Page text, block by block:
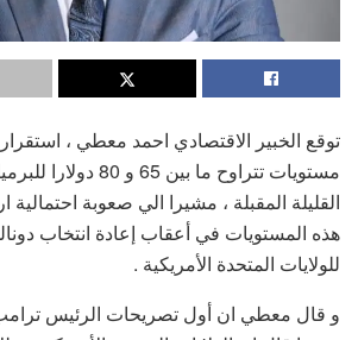
توقع الخبير الاقتصادي احمد معطي ،
مستويات تتراوح ما بين 65
القليلة المقبلة ، مشيرا الي صعوبة
هذه المستويات في أعقاب إعادة انتخاب
للولايات المتحدة الأمريكية .
و قال معطي ان أول تصريحات الرئيس